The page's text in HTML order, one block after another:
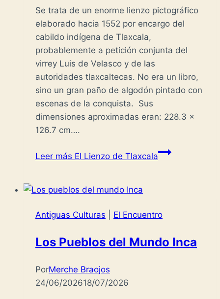
Se trata de un enorme lienzo pictográfico
elaborado hacia 1552 por encargo del
cabildo indígena de Tlaxcala,
probablemente a petición conjunta del
virrey Luis de Velasco y de las
autoridades tlaxcaltecas. No era un libro,
sino un gran paño de algodón pintado con
escenas de la conquista. Sus
dimensiones aproximadas eran: 228.3 x
126.7 cm….
Leer más El Lienzo de Tlaxcala
Antiguas Culturas El Encuentro
Los Pueblos del Mundo Inca
PorMerche Braojos
24/06/202618/07/2026